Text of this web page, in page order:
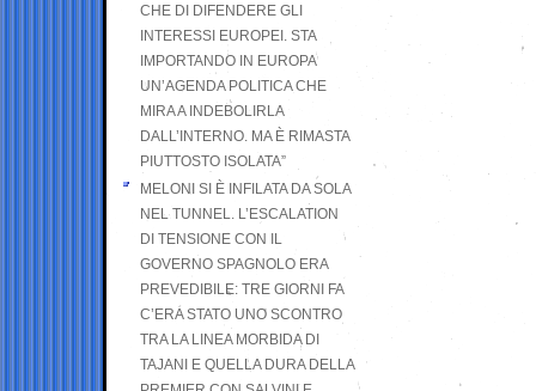
CHE DI DIFENDERE GLI
INTERESSI EUROPEI. STA
IMPORTANDO IN EUROPA
UN’AGENDA POLITICA CHE
MIRA A INDEBOLIRLA
DALL’INTERNO. MA È RIMASTA
PIUTTOSTO ISOLATA”
MELONI SI È INFILATA DA SOLA
NEL TUNNEL. L’ESCALATION
DI TENSIONE CON IL
GOVERNO SPAGNOLO ERA
PREVEDIBILE: TRE GIORNI FA
C’ERA STATO UNO SCONTRO
TRA LA LINEA MORBIDA DI
TAJANI E QUELLA DURA DELLA